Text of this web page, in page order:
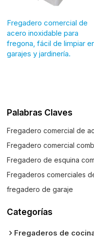
Fregadero comercial de
acero inoxidable para
fregona, fácil de limpiar
garajes y jardinería.
Palabras Claves
Fregadero comercial de
Fregadero comercial
Fregadero de esquina
Fregaderos comerciales
fregadero de garaje
Categorías
Fregaderos de